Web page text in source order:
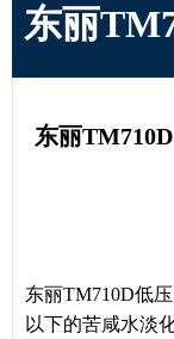
东丽
东丽
东丽TM710D低
以下的苦咸水淡